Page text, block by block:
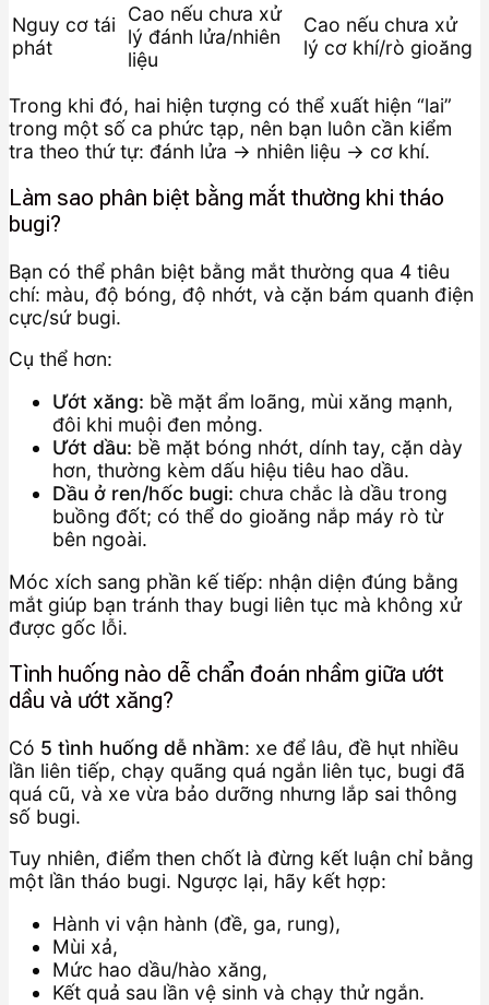
Nguy cơ tái
phát
Cao nếu chưa xử
lý đánh lửa/nhiên
liệu
Cao nếu chưa xử
lý cơ khí/rò gioăng
Trong khi đó, hai hiện tượng có thể xuất hiện “lai”
trong một số ca phức tạp, nên bạn luôn cần kiểm
tra theo thứ tự: đánh lửa → nhiên liệu → cơ khí.
Làm sao phân biệt bằng mắt thường khi tháo
bugi?
Bạn có thể phân biệt bằng mắt thường qua 4 tiêu
chí: màu, độ bóng, độ nhớt, và cặn bám quanh điện
cực/sứ bugi.
Cụ thể hơn:
Ướt xăng: bề mặt ẩm loãng, mùi xăng mạnh,
đôi khi muội đen mỏng.
Ướt dầu: bề mặt bóng nhớt, dính tay, cặn dày
hơn, thường kèm dấu hiệu tiêu hao dầu.
Dầu ở ren/hốc bugi: chưa chắc là dầu trong
buồng đốt; có thể do gioăng nắp máy rò từ
bên ngoài.
Móc xích sang phần kế tiếp: nhận diện đúng bằng
mắt giúp bạn tránh thay bugi liên tục mà không xử
được gốc lỗi.
Tình huống nào dễ chẩn đoán nhầm giữa ướt
dầu và ướt xăng?
Có 5 tình huống dễ nhầm: xe để lâu, đề hụt nhiều
lần liên tiếp, chạy quãng quá ngắn liên tục, bugi đã
quá cũ, và xe vừa bảo dưỡng nhưng lắp sai thông
số bugi.
Tuy nhiên, điểm then chốt là đừng kết luận chỉ bằng
một lần tháo bugi. Ngược lại, hãy kết hợp:
Hành vi vận hành (đề, ga, rung),
Mùi xả,
Mức hao dầu/hào xăng,
Kết quả sau lần vệ sinh và chạy thử ngắn.